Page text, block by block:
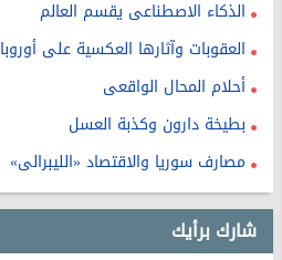
الذكاء الاصطناعى يقسم العالم
العقوبات وآثارها العكسية على أوروبا
أحلام المحال الواقعى
بطيخة دارون وكذبة العسل
مصارف سوريا والاقتصاد «الليبرالى»
شارك برأيك